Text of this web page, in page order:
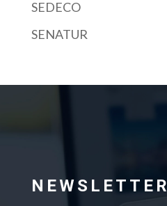
SEDECO
SENATUR
NEWSLETTER